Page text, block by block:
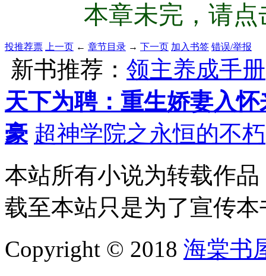
本章未完，请
投推荐票 上一页 ← 章节目录 → 下一页 加入书签 错误/举报
新书推荐： 领主养成手册
天下为聘：重生娇妻入怀
豪 超神学院之永恒的不朽
本站所有小说为转载作
载至本站只是为了宣传
Copyright © 2018 海棠书